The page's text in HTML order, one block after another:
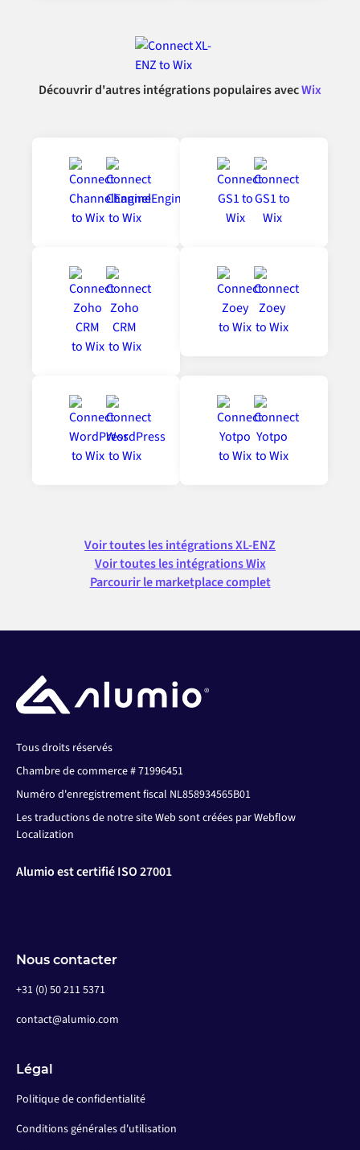
Découvrir d'autres intégrations populaires avecWix
Voir toutes les intégrations XL-ENZ
Voir toutes les intégrations Wix
Parcourir le marketplace complet
Tous droits réservés
Chambre de commerce # 71996451
Numéro d'enregistrement fiscal NL858934565B01
Les traductions de notre site Web sont créées par Webflow
Localization
Alumio est certifié ISO 27001
Nous contacter
+31 (0) 50 211 5371
contact@alumio.com
Légal
Politique de confidentialité
Conditions générales d'utilisation